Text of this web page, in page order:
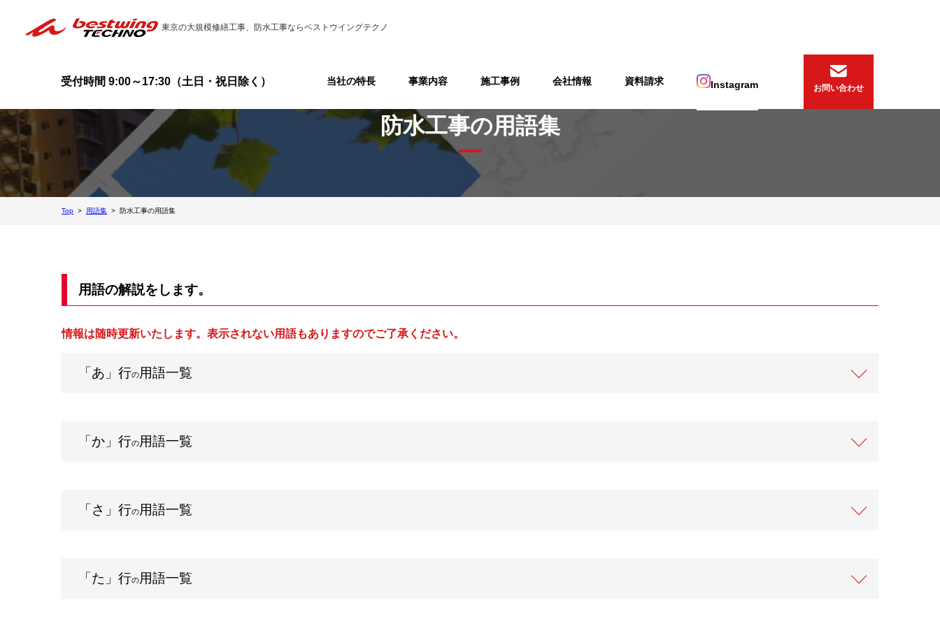
東京の大規模修繕工事、防水工事ならベストウイングテクノ
受付時間 9:00～17:30（土日・祝日除く） 当社の特長 事業内容 施工事例 会社情報 資料請求 Instagram お問い合わせ
防水工事の用語集
Top 用語集 防水工事の用語集
用語の解説をします。
情報は随時更新いたします。表示されない用語もありますのでご了承ください。
「あ」行の用語一覧
「か」行の用語一覧
「さ」行の用語一覧
「た」行の用語一覧